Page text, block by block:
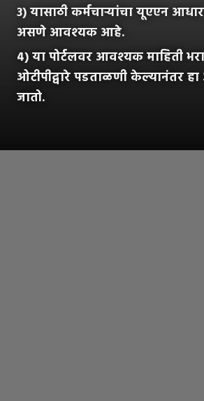
३) यासाठी कर्मचाऱ्यांचा यूएएन
असणे आवश्यक आहे.
४) या पोर्टलवर आवश्यक माहिती
ओटीपीद्वारे पडताळणी केल्यानंतर
जातो.